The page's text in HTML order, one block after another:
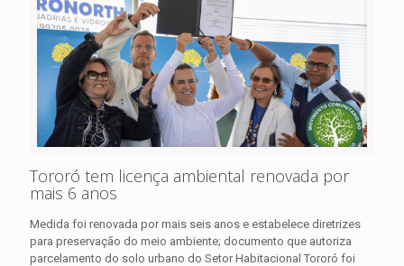
Tororó tem licença ambiental renovada por
mais 6 anos
Medida foi renovada por mais seis anos e estabelece diretrizes
para preservação do meio ambiente; documento que autoriza
parcelamento do solo urbano do Setor Habitacional Tororó foi